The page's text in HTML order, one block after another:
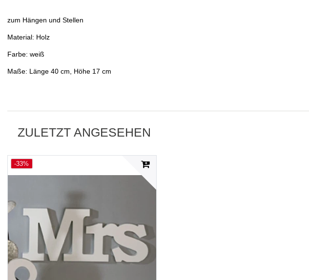
zum Hängen und Stellen
Material: Holz
Farbe: weiß
Maße: Länge 40 cm, Höhe 17 cm
ZULETZT ANGESEHEN
-33%